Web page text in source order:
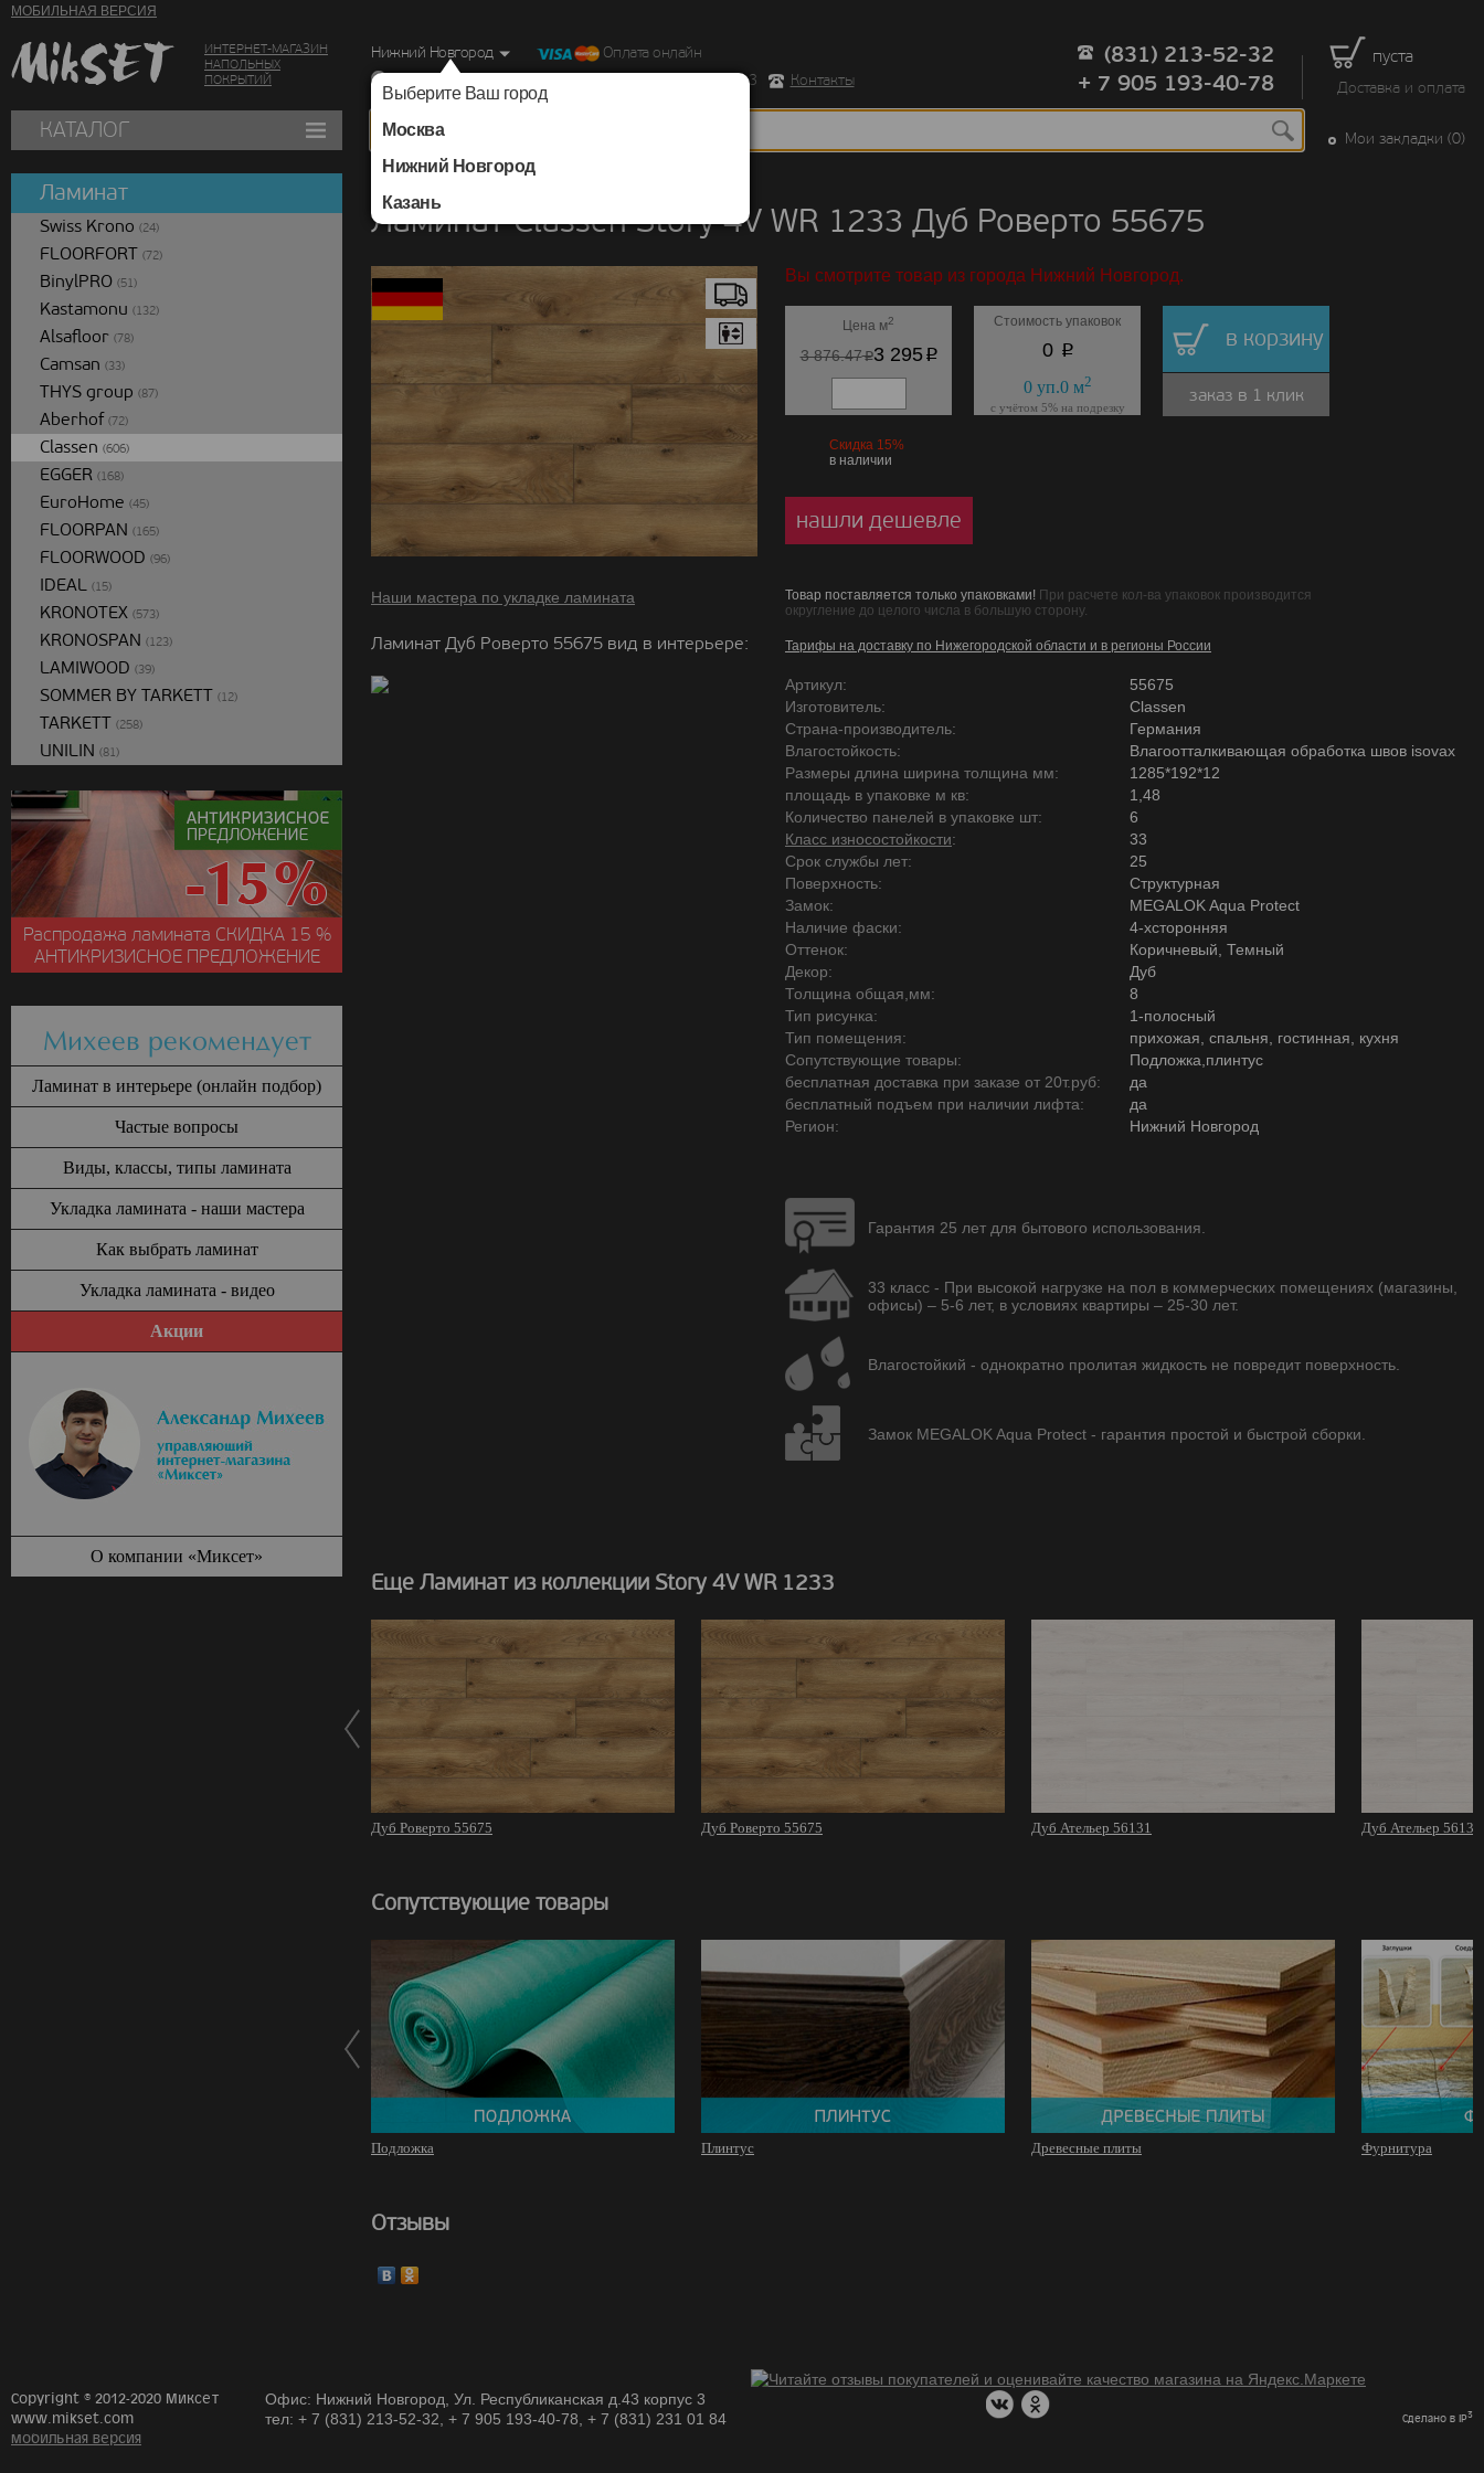
МОБИЛЬНАЯ ВЕРСИЯ
ИНТЕРНЕТ-МАГАЗИН
НАПОЛЬНЫХ
ПОКРЫТИЙ
пуста
Доставка и оплата
Нижний Новгород
Выберите Ваш город
Москва
Нижний Новгород
Казань
Оплата онлайн
г. Нижний Новгород, Ул. Республиканская д.43 корпус 3
Контакты
(831) 213-52-32
+ 7 905 193-40-78
КАТАЛОГ Мои закладки (0)
Ламинат Classen Story 4V WR 1233 Дуб Роверто 55675
Наши мастера по укладке ламината
Ламинат Дуб Роверто 55675 вид в интерьере:
Вы смотрите товар из города Нижний Новгород.
Цена м2
3 876.47p3 295p
Стоимость упаковок
0 p
0уп.0м2
с учётом 5% на подрезку
в корзину
заказ в 1 клик
Скидка 15%
в наличии
нашли дешевле
Товар поставляется только упаковками! При расчете кол-ва упаковок производится
округление до целого числа в большую сторону.
Тарифы на доставку по Нижегородской области и в регионы России
Артикул:
55675
Изготовитель:
Classen
Страна-производитель:
Германия
Влагостойкость:
Влагоотталкивающая обработка швов isovax
Размеры длина ширина толщина мм:
1285*192*12
площадь в упаковке м кв:
1,48
Количество панелей в упаковке шт:
6
Класс износостойкости:
33
Срок службы лет:
25
Поверхность:
Структурная
Замок:
MEGALOK Aqua Protect
Наличие фаски:
4-хсторонняя
Оттенок:
Коричневый, Темный
Декор:
Дуб
Толщина общая,мм:
8
Тип рисунка:
1-полосный
Тип помещения:
прихожая, спальня, гостинная, кухня
Сопутствующие товары:
Подложка,плинтус
бесплатная доставка при заказе от 20т.руб:
да
бесплатный подъем при наличии лифта:
да
Регион:
Нижний Новгород
Гарантия 25 лет для бытового использования.
33 класс - При высокой нагрузке на пол в коммерческих помещениях (магазины,
офисы) – 5-6 лет, в условиях квартиры – 25-30 лет.
Влагостойкий - однократно пролитая жидкость не повредит поверхность.
Замок MEGALOK Aqua Protect - гарантия простой и быстрой сборки.
Еще Ламинат из коллекции Story 4V WR 1233
Дуб Роверто 55675 Дуб Роверто 55675 Дуб Ательер 56131 Дуб Ательер 56131
Сопутствующие товары
Подложка Плинтус Древесные плиты Фурнитура
Отзывы
Ламинат
Swiss Krono (24)
FLOORFORT (72)
BinylPRO (51)
Kastamonu (132)
Alsafloor (78)
Camsan (33)
THYS group (87)
Aberhof (72)
Classen (606)
EGGER (168)
EuroHome (45)
FLOORPAN (165)
FLOORWOOD (96)
IDEAL (15)
KRONOTEX (573)
KRONOSPAN (123)
LAMIWOOD (39)
SOMMER BY TARKETT (12)
TARKETT (258)
UNILIN (81)
Распродажа ламината СКИДКА15 %
АНТИКРИЗИСНОЕ ПРЕДЛОЖЕНИЕ
Михеев рекомендует
Ламинат в интерьере (онлайн подбор)
Частые вопросы
Виды, классы, типы ламината
Укладка ламината - наши мастера
Как выбрать ламинат
Укладка ламината - видео
Акции
О компании «Миксет»
Copyright © 2012-2020 Миксет
www.mikset.com
мобильная версия
Офис: Нижний Новгород, Ул. Республиканская д.43 корпус 3
тел: + 7 (831) 213-52-32, + 7 905 193-40-78, + 7 (831) 231 01 84
Сделано в IP3